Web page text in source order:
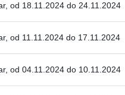
od 18.11.2024 do 24.11.2024
od 11.11.2024 do 17.11.2024
od 04.11.2024 do 10.11.2024